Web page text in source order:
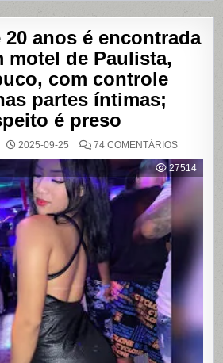
20 anos é encontrada
motel de Paulista,
com controle
partes íntimas;
é preso
2025-09-25 74 COMENTÁRIOSEM
DE
20
ANOS
EM
MOTEL
COM
REMOTO
PARTES
É
27514